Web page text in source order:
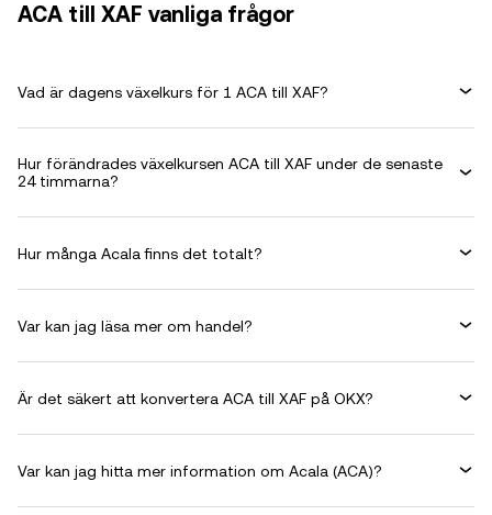
ACA till XAF vanliga frågor
Vad är dagens växelkurs för 1 ACA till XAF?
Hur förändrades växelkursen ACA till XAF under de senaste
24 timmarna?
Hur många Acala finns det totalt?
Var kan jag läsa mer om handel?
Är det säkert att konvertera ACA till XAF på OKX?
Var kan jag hitta mer information om Acala (ACA)?